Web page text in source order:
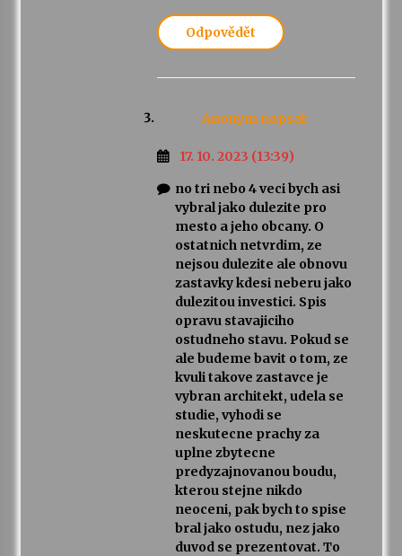
Odpovědět
Anonym napsal:
17. 10. 2023 (13:39)
no tri nebo 4 veci bych asi
vybral jako dulezite pro
mesto a jeho obcany. O
ostatnich netvrdim, ze
nejsou dulezite ale obnovu
zastavky kdesi neberu jako
dulezitou investici. Spis
opravu stavajiciho
ostudneho stavu. Pokud se
ale budeme bavit o tom, ze
kvuli takove zastavce je
vybran architekt, udela se
studie, vyhodi se
neskutecne prachy za
uplne zbytecne
predyzajnovanou boudu,
kterou stejne nikdo
neoceni, pak bych to spise
bral jako ostudu, nez jako
duvod se prezentovat. To